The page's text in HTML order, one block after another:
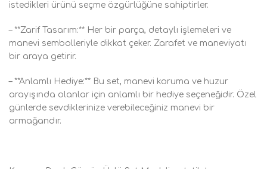
istedikleri ürünü seçme özgürlüğüne sahiptirler.
– **Zarif Tasarım:** Her bir parça, detaylı işlemeleri ve
manevi sembolleriyle dikkat çeker. Zarafet ve maneviyatı
bir araya getirir.
– **Anlamlı Hediye:** Bu set, manevi koruma ve huzur
arayışında olanlar için anlamlı bir hediye seçeneğidir. Özel
günlerde sevdiklerinize verebileceğiniz manevi bir
armağandır.